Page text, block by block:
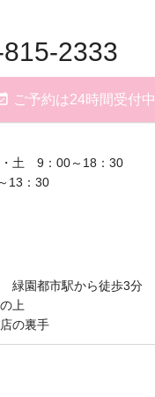
2333
ご予約は24時間受付中
・土 9：00～18：30
13：30
緑園都市駅から徒歩3分
の上
の裏手